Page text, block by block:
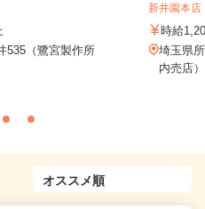
535（鷺宮製作所
新井園本
時給
埼玉県
内売店）